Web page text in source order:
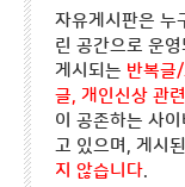
자유게시판은 누
린 공간으로 운
게시되는 반복글
글, 개인신상 관
이 공존하는 사
고 있으며, 게시
지 않습니다.